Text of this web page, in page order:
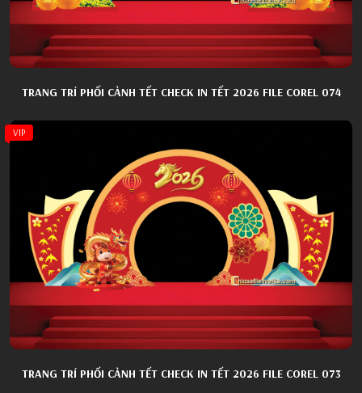
TRANG TRÍ PHỐI CẢNH TẾT CHECK IN TẾT 2026 FILE COREL 074
VIP
TRANG TRÍ PHỐI CẢNH TẾT CHECK IN TẾT 2026 FILE COREL 073